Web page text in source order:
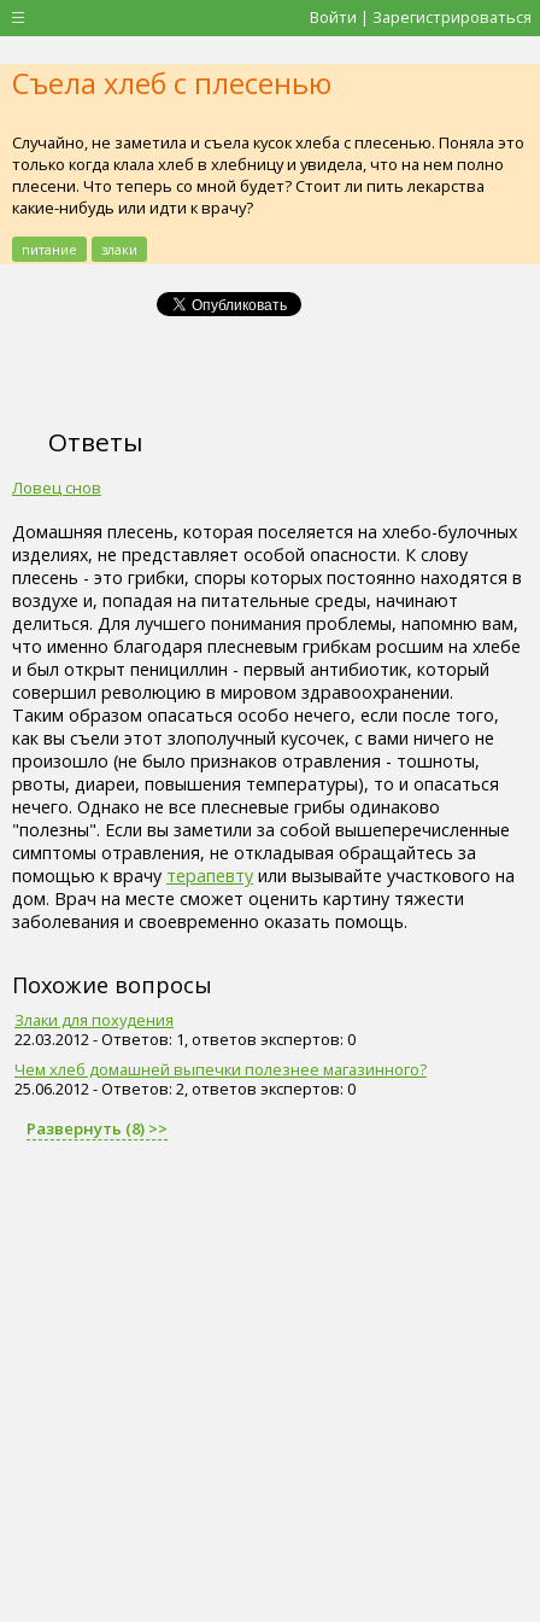
Войти | Зарегистрироваться
Съела хлеб с плесенью
Случайно, не заметила и съела кусок хлеба с плесенью. Поняла это
только когда клала хлеб в хлебницу и увидела, что на нем полно
плесени. Что теперь со мной будет? Стоит ли пить лекарства
какие-нибудь или идти к врачу?
питание злаки
Ответы
Ловец снов
Домашняя плесень, которая поселяется на хлебо-булочных
изделиях, не представляет особой опасности. К слову
плесень - это грибки, споры которых постоянно находятся в
воздухе и, попадая на питательные среды, начинают
делиться. Для лучшего понимания проблемы, напомню вам,
что именно благодаря плесневым грибкам росшим на хлебе
и был открыт пенициллин - первый антибиотик, который
совершил революцию в мировом здравоохранении.
Таким образом опасаться особо нечего, если после того,
как вы съели этот злополучный кусочек, с вами ничего не
произошло (не было признаков отравления - тошноты,
рвоты, диареи, повышения температуры), то и опасаться
нечего. Однако не все плесневые грибы одинаково
"полезны". Если вы заметили за собой вышеперечисленные
симптомы отравления, не откладывая обращайтесь за
помощью к врачу терапевту или вызывайте участкового на
дом. Врач на месте сможет оценить картину тяжести
заболевания и своевременно оказать помощь.
Похожие вопросы
Злаки для похудения
22.03.2012 - Ответов: 1, ответов экспертов: 0
Чем хлеб домашней выпечки полезнее магазинного?
25.06.2012 - Ответов: 2, ответов экспертов: 0
Развернуть (8) >>